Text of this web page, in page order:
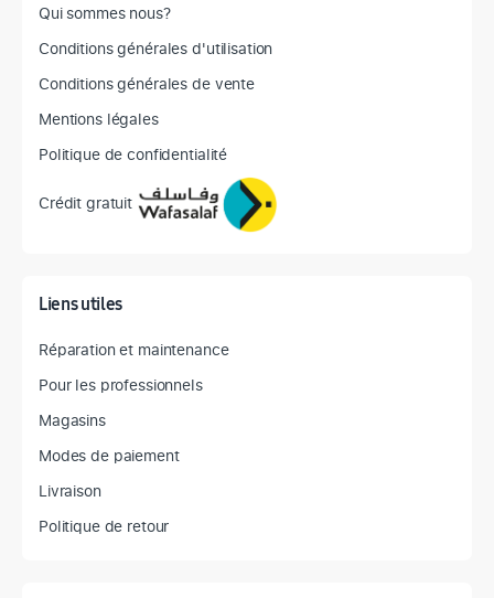
Qui sommes nous?
Conditions générales d'utilisation
Conditions générales de vente
Mentions légales
Politique de confidentialité
Crédit gratuit
Liens utiles
Réparation et maintenance
Pour les professionnels
Magasins
Modes de paiement
Livraison
Politique de retour